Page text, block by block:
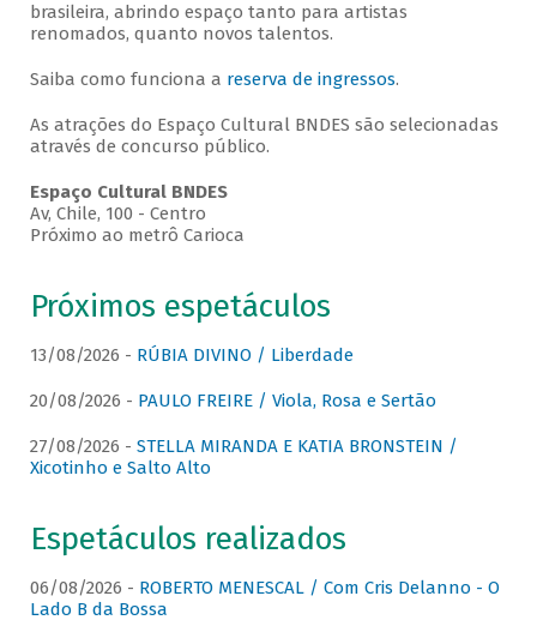
brasileira, abrindo espaço tanto para artistas
renomados, quanto novos talentos.
Saiba como funciona a reserva de ingressos.
As atrações do Espaço Cultural BNDES são selecionadas
através de concurso público.
Espaço Cultural BNDES
Av, Chile, 100 - Centro
Próximo ao metrô Carioca
Próximos espetáculos
13/08/2026 - RÚBIA DIVINO / Liberdade
20/08/2026 - PAULO FREIRE / Viola, Rosa e Sertão
27/08/2026 - STELLA MIRANDA E KATIA BRONSTEIN /
Xicotinho e Salto Alto
Espetáculos realizados
06/08/2026 - ROBERTO MENESCAL / Com Cris Delanno - O
Lado B da Bossa